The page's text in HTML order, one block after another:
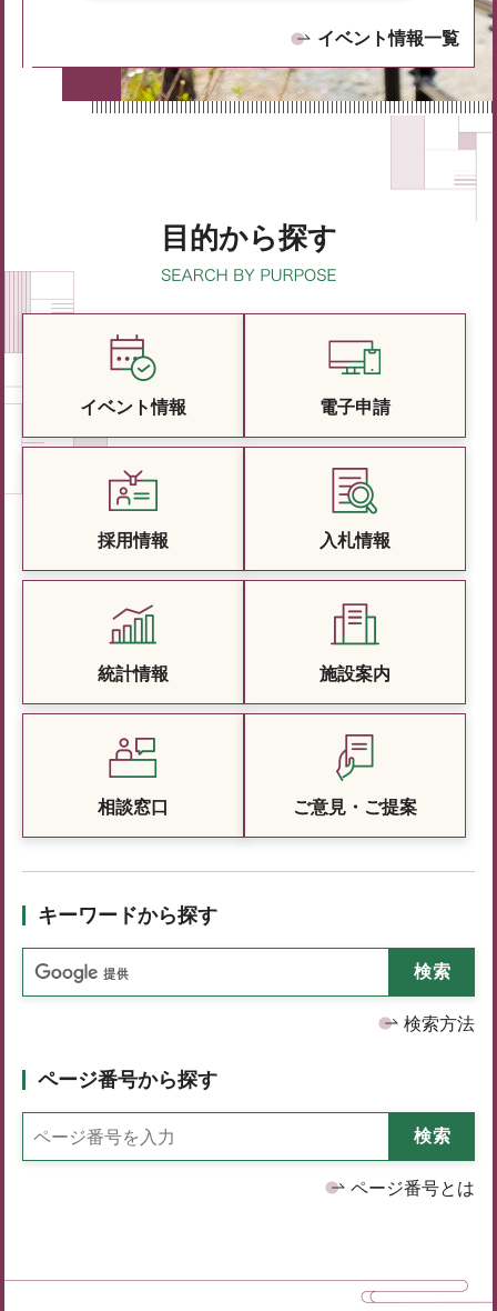
イベント情報一覧
目的から探す
イベント情報 電子申請
採用情報 入札情報
統計情報 施設案内
相談窓口 ご意見・ご提案
キーワードから探す
検索方法
ページ番号から探す
ページ番号とは